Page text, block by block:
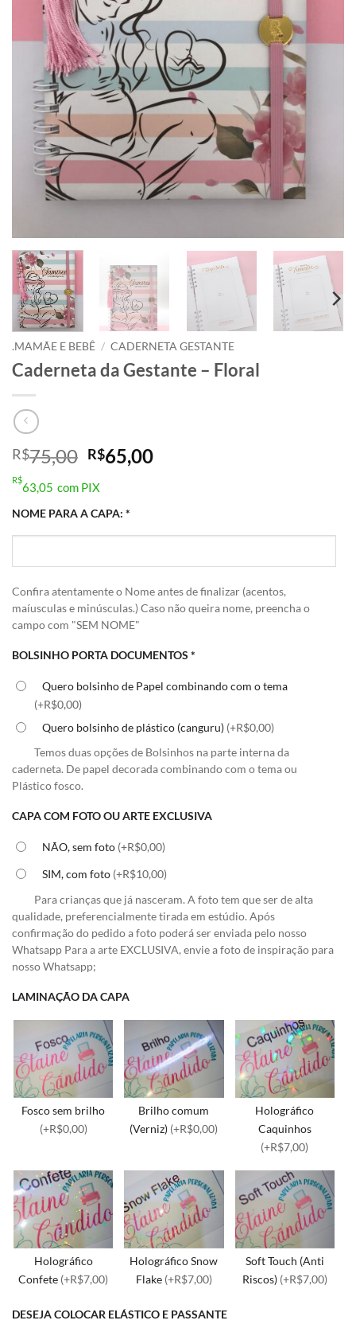
.MAMÃE E BEBÊ / CADERNETA GESTANTE
Caderneta da Gestante – Floral
R$75,00 O
preço
original
era:
R$75,00.
R$65,00O
R$65,00.
R$
63,05 com PIX
NOME PARA A CAPA: *
Confira atentamente o Nome antes de finalizar (acentos,
maíusculas e minúsculas.) Caso não queira nome, preencha o
campo com "SEM NOME"
BOLSINHO PORTA DOCUMENTOS *
Quero bolsinho de Papel combinando com o tema
(+R$0,00)
Quero bolsinho de plástico (canguru) (+R$0,00)
Temos duas opções de Bolsinhos na parte interna da
caderneta. De papel decorada combinando com o tema ou
Plástico fosco.
CAPA COM FOTO OU ARTE EXCLUSIVA
NÃO, sem foto (+R$0,00)
SIM, com foto (+R$10,00)
Para crianças que já nasceram. A foto tem que ser de alta
qualidade, preferencialmente tirada em estúdio. Após
confirmação do pedido a foto poderá ser enviada pelo nosso
Whatsapp Para a arte EXCLUSIVA, envie a foto de inspiração para
nosso Whatsapp;
LAMINAÇÃO DA CAPA
Fosco sem brilho
(+R$0,00)
Brilho comum
(Verniz) (+R$0,00)
Holográfico
Caquinhos
(+R$7,00)
Holográfico
Confete (+R$7,00)
Holográfico Snow
Flake (+R$7,00)
Soft Touch (Anti
Riscos) (+R$7,00)
DESEJA COLOCAR ELÁSTICO E PASSANTE